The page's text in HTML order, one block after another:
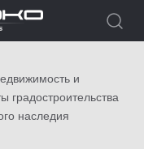
и
градостроительства
наследия